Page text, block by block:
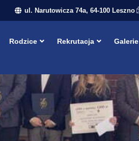
ul. Narutowicza 74a, 64-100 Leszno
Rodzice Rekrutacja Galerie